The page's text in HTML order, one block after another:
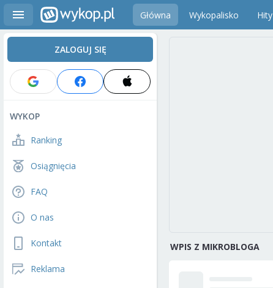
Główna Wykopalisko Hity
ZALOGUJ SIĘ
WYKOP
Ranking
Osiągnięcia
FAQ
O nas
Kontakt
Reklama
WPIS Z MIKROBLOGA